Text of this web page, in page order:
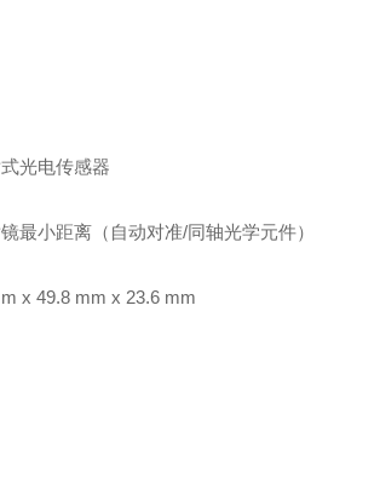
光电传感器
最小距离（自动对准/同轴光学元件）
x 49.8 mm x 23.6 mm